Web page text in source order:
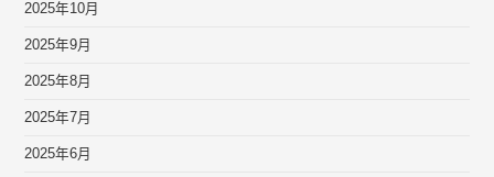
2025年10月
2025年9月
2025年8月
2025年7月
2025年6月